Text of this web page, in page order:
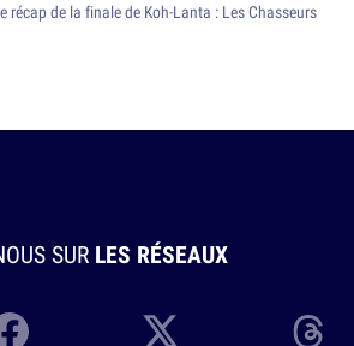
récap de la finale de Koh-Lanta : Les Chasseurs
SUR LES RÉSEAUX